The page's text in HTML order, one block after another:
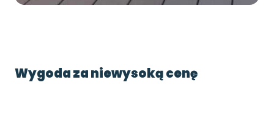
Wygoda za niewysoką cenę